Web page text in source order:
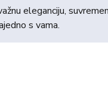
eleganciju,
s vama.